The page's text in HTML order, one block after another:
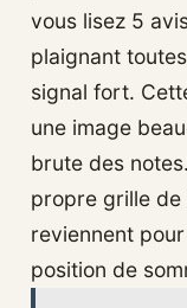
vous lisez 5
plaignant
signal fort.
une image
brute des
propre grille de
reviennent
position de